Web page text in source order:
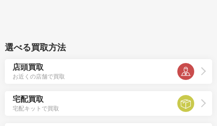
選べる買取方法
店頭買取
お近くの店舗で買取
宅配買取
宅配キットで買取